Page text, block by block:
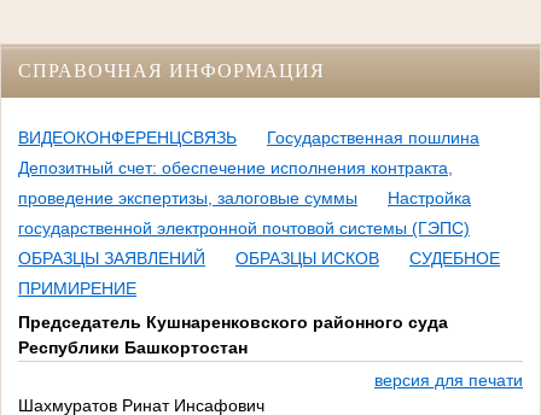
СПРАВОЧНАЯ ИНФОРМАЦИЯ
ВИДЕОКОНФЕРЕНЦСВЯЗЬ
Государственная пошлина
Депозитный счет: обеспечение исполнения контракта,
проведение экспертизы, залоговые суммы
Настройка
государственной электронной почтовой системы (ГЭПС)
ОБРАЗЦЫ ЗАЯВЛЕНИЙ
ОБРАЗЦЫ ИСКОВ
СУДЕБНОЕ
ПРИМИРЕНИЕ
Председатель Кушнаренковского районного суда
Республики Башкортостан
версия для печати
Шахмуратов Ринат Инсафович